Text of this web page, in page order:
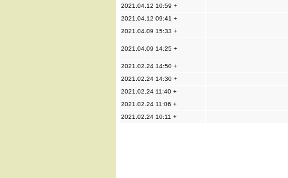
2021.04.12 10:59 +
2021.04.12 09:41 +
2021.04.09 15:33 +
2021.04.09 14:25 +
2021.02.24 14:50 +
2021.02.24 14:30 +
2021.02.24 11:40 +
2021.02.24 11:06 +
2021.02.24 10:11 +